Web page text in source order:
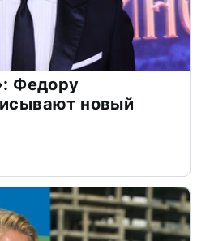
Федору
новый